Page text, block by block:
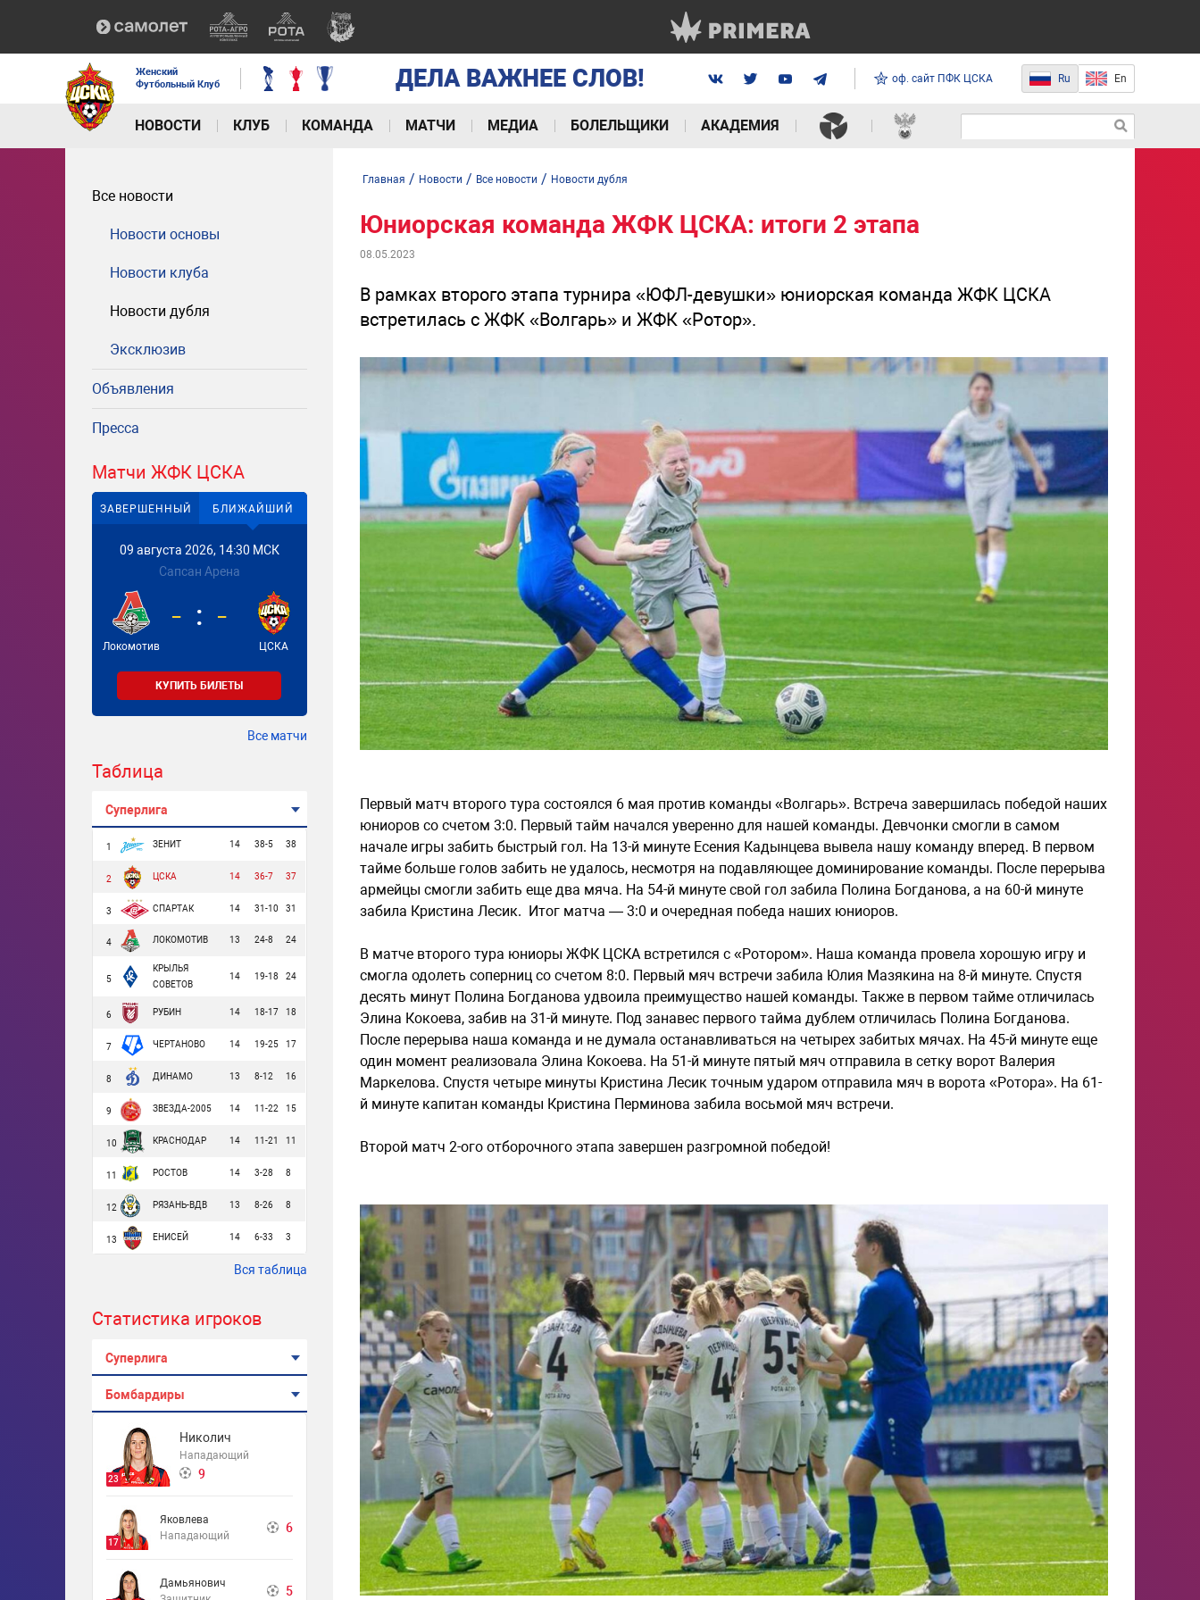
Женский
Футбольный Клуб
ДЕЛА ВАЖНЕЕ СЛОВ! оф. сайт ПФК ЦСКА Ru En
НОВОСТИ КЛУБ КОМАНДА МАТЧИ МЕДИА БОЛЕЛЬЩИКИ АКАДЕМИЯ
Все новости
Новости основы
Новости клуба
Новости дубля
Эксклюзив
Объявления
Пресса
Матчи ЖФК ЦСКА
ЗАВЕРШЕННЫЙ БЛИЖАЙШИЙ
09 августа 2026, 14:30 МСК
Сапсан Арена
Локомотив
- -
ЦСКА
КУПИТЬ БИЛЕТЫ
Все матчи
Таблица
Суперлига
1 ЗЕНИТ 14 38-5 38
2 ЦСКА 14 36-7 37
3 СПАРТАК 14 31-10 31
4 ЛОКОМОТИВ 13 24-8 24
5
КРЫЛЬЯ
СОВЕТОВ
14 19-18 24
6 РУБИН 14 18-17 18
7 ЧЕРТАНОВО 14 19-25 17
8 ДИНАМО 13 8-12 16
9 ЗВЕЗДА-2005 14 11-22 15
10 КРАСНОДАР 14 11-21 11
11 РОСТОВ 14 3-28 8
12 РЯЗАНЬ-ВДВ 13 8-26 8
13 ЕНИСЕЙ 14 6-33 3
Вся таблица
Статистика игроков
Суперлига
Бомбардиры
23
Николич
Нападающий
9
17
Яковлева
Нападающий
6
Дамьянович
5
Главная / Новости / Все новости / Новости дубля
Юниорская команда ЖФК ЦСКА: итоги 2 этапа
08.05.2023
В рамках второго этапа турнира «ЮФЛ-девушки» юниорская команда ЖФК ЦСКА
встретилась с ЖФК «Волгарь» и ЖФК «Ротор».
Первый матч второго тура состоялся 6 мая против команды «Волгарь». Встреча завершилась победой наших
юниоров со счетом 3:0. Первый тайм начался уверенно для нашей команды. Девчонки смогли в самом
начале игры забить быстрый гол. На 13-й минуте Есения Кадынцева вывела нашу команду вперед. В первом
тайме больше голов забить не удалось, несмотря на подавляющее доминирование команды. После перерыва
армейцы смогли забить еще два мяча. На 54-й минуте свой гол забила Полина Богданова, а на 60-й минуте
забила Кристина Лесик. Итог матча — 3:0 и очередная победа наших юниоров.
В матче второго тура юниоры ЖФК ЦСКА встретился с «Ротором». Наша команда провела хорошую игру и
смогла одолеть соперниц со счетом 8:0. Первый мяч встречи забила Юлия Мазякина на 8-й минуте. Спустя
десять минут Полина Богданова удвоила преимущество нашей команды. Также в первом тайме отличилась
Элина Кокоева, забив на 31-й минуте. Под занавес первого тайма дублем отличилась Полина Богданова.
После перерыва наша команда и не думала останавливаться на четырех забитых мячах. На 45-й минуте еще
один момент реализовала Элина Кокоева. На 51-й минуте пятый мяч отправила в сетку ворот Валерия
Маркелова. Спустя четыре минуты Кристина Лесик точным ударом отправила мяч в ворота «Ротора». На 61-
й минуте капитан команды Кристина Перминова забила восьмой мяч встречи.
Второй матч 2-ого отборочного этапа завершен разгромной победой!